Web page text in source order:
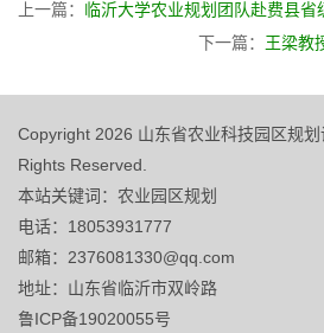
上一篇： 临沂大学农业规划团队赴费县
下一篇： 王梁教
Copyright 2026 山东省农业科技园区规
Rights Reserved.
本站关键词：农业园区规划
电话：18053931777
邮箱：2376081330@qq.com
地址：山东省临沂市双岭路
鲁ICP备19020055号